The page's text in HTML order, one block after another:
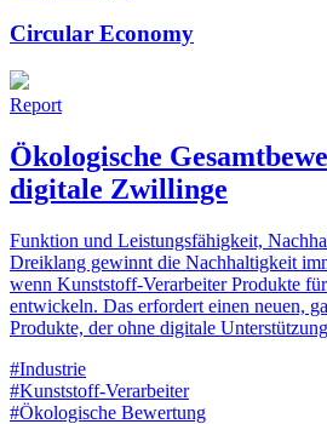
Circular Economy
Report
Ökologische
digitale Zwillinge
Funktion und Leistungsfähigkeit,
Dreiklang gewinnt die Nachhaltigkeit
wenn Kunststoff-Verarbeiter Produkte
entwickeln. Das erfordert einen neuen,
Produkte, der ohne digitale
#Industrie
#Kunststoff-Verarbeiter
#Ökologische Bewertung